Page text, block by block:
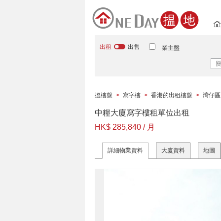
出租 出售 業主盤
搵樓盤 > 寫字樓 > 香港的出租樓盤 > 灣仔區
中糧大廈寫字樓租單位出租
HK$ 285,840 / 月
詳細物業資料 大廈資料 地圖